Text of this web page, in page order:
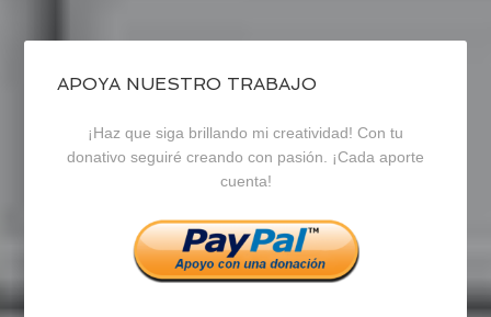
de
blogrecursosep
en
Facebook
de
recursosep
en
Twitter
de
recursosep
en
Instagram
APOYA NUESTRO TRABAJO
¡Haz que siga brillando mi creatividad! Con tu
donativo seguiré creando con pasión. ¡Cada aporte
cuenta!